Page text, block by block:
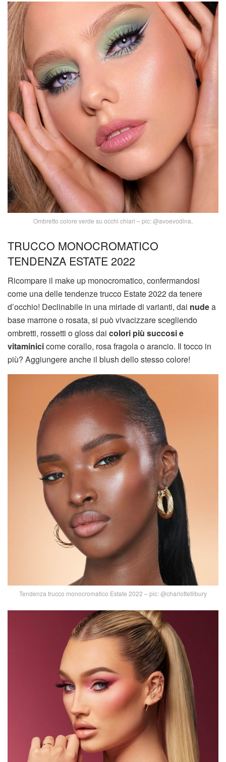
Ombretto colore verde su occhi chiari – pic: @avoevodina,
TRUCCO MONOCROMATICO
TENDENZA ESTATE 2022
Ricompare il make up monocromatico, confermandosi
come una delle tendenze trucco Estate 2022 da tenere
d’occhio! Declinabile in una miriade di varianti, dai nudea
base marrone o rosata, si può vivacizzare scegliendo
ombretti, rossetti o gloss dai colori più succosi e
vitaminicicome corallo, rosa fragola o arancio. Il tocco in
più? Aggiungere anche il blush dello stesso colore!
Tendenza trucco monocromatico Estate 2022 – pic: @charlottetilbury